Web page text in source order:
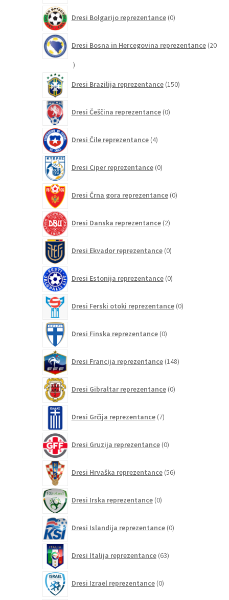
Dresi Bolgarijo reprezentance 0izdelkov
Dresi Bosna in Hercegovina reprezentance 20
20
Dresi Brazilija reprezentance 150izdelkov
Dresi Češčina reprezentance 0izdelkov
Dresi Čile reprezentance 4izdelki
Dresi Ciper reprezentance 0izdelkov
Dresi Črna gora reprezentance 0izdelkov
Dresi Danska reprezentance 2izdelka
Dresi Ekvador reprezentance 0izdelkov
Dresi Estonija reprezentance 0izdelkov
Dresi Ferski otoki reprezentance 0izdelkov
Dresi Finska reprezentance 0izdelkov
Dresi Francija reprezentance 148izdelkov
Dresi Gibraltar reprezentance 0izdelkov
Dresi Grčija reprezentance 7izdelkov
Dresi Gruzija reprezentance 0izdelkov
Dresi Hrvaška reprezentance 56izdelkov
Dresi Irska reprezentance 0izdelkov
Dresi Islandija reprezentance 0izdelkov
Dresi Italija reprezentance 63izdelkov
Dresi Izrael reprezentance 0izdelkov